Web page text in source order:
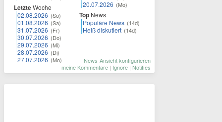
LetzteWoche
02.08.2026 (So)
01.08.2026 (Sa)
31.07.2026 (Fr)
30.07.2026 (Do)
29.07.2026 (Mi)
28.07.2026 (Di)
27.07.2026 (Mo)
20.07.2026 (Mo)
Top News
Populäre News (14d)
Heiß diskutiert (14d)
News-Ansicht konfigurieren
meine Kommentare | Ignore | Notifies